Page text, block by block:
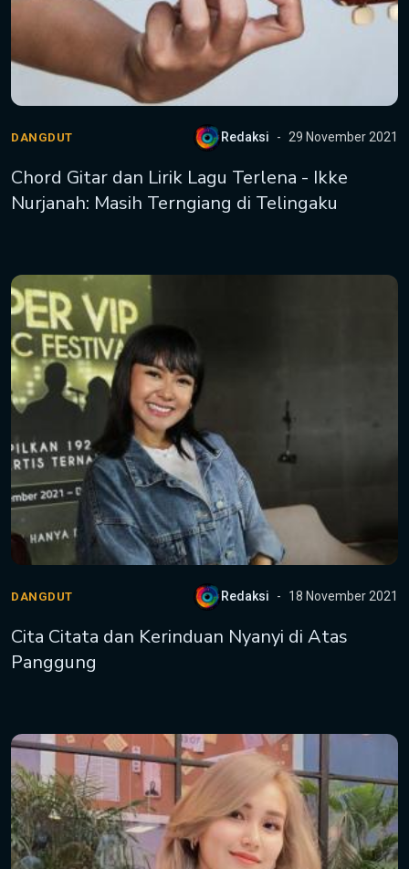
DANGDUT Redaksi 29 November 2021
Chord Gitar dan Lirik Lagu Terlena - Ikke
Nurjanah: Masih Terngiang di Telingaku
DANGDUT Redaksi 18 November 2021
Cita Citata dan Kerinduan Nyanyi di Atas
Panggung